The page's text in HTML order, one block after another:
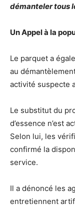
démanteler tous
Un Appel à la
Le parquet a
au
activité suspecte
Le substitut du
d’essence n’est
Selon lui, les
confirmé la
service.
Il a dénoncé les
entretiennent